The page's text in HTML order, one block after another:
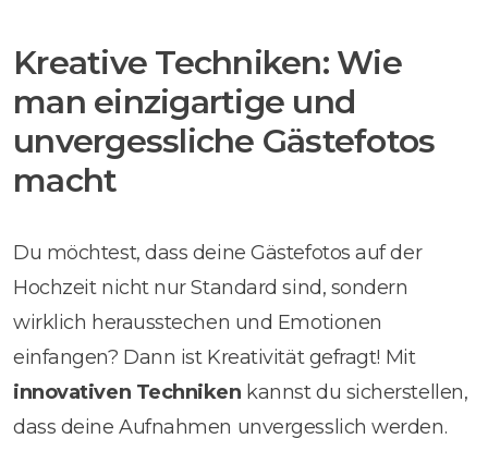
Kreative Techniken: Wie
man einzigartige und
unvergessliche Gästefotos
macht
Du möchtest, dass deine Gästefotos auf der
Hochzeit nicht nur Standard sind, sondern
wirklich herausstechen und Emotionen
einfangen? Dann ist Kreativität gefragt! Mit
innovativen Techniken kannst du sicherstellen,
dass deine Aufnahmen unvergesslich werden.